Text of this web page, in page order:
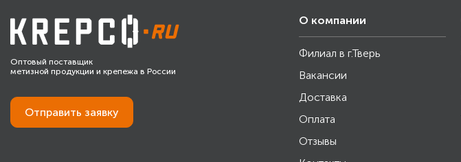
Оптовый поставщик
метизной продукции и крепежа в России
Отправить заявку
О компании
Филиал в г.Тверь
Вакансии
Доставка
Оплата
Отзывы